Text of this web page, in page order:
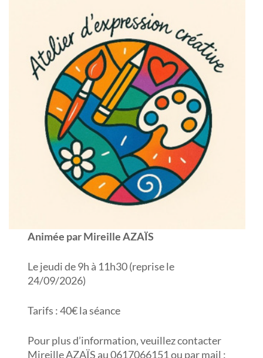
Animée par Mireille AZAÏS
Le jeudi de 9h à 11h30 (reprise le
24/09/2026)
Tarifs : 40€ la séance
Pour plus d’information, veuillez contacter
Mireille AZAÏS au 0617066151 ou par mail :